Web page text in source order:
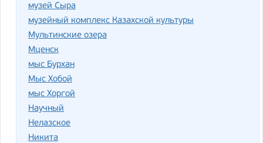
музей Сыра
музейный комплекс Казахской культуры
Мультинские озера
Мценск
мыс Бурхан
Мыс Хобой
мыс Хоргой
Научный
Нелазское
Никита